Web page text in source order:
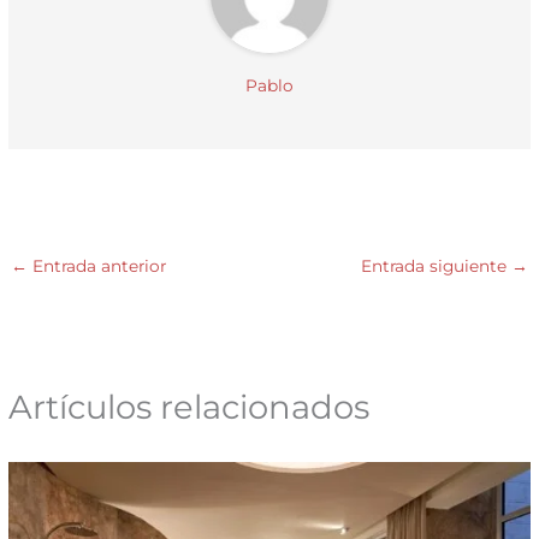
Pablo
← Entrada anterior Entrada siguiente →
Artículos relacionados